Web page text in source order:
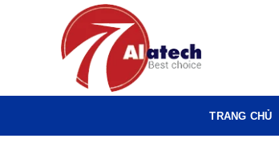
TRANG CHỦ